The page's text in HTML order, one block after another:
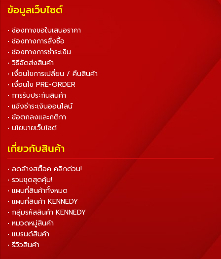
ข้อมูลเว็บไซต์
• ช่องทางขอใบเสนอราคา
• ช่องทางการสั่งซื้อ
• ช่องทางการชำระเงิน
• วิธีจัดส่งสินค้า
• เงื่อนไขการเปลี่ยน / คืนสินค้า
• เงื่อนไข PRE-ORDER
• การรับประกันสินค้า
• แจ้งชำระเงินออนไลน์
• ข้อตกลงและกติกา
• นโยบายเว็บไซต์
เกี่ยวกับสินค้า
• ลดล้างสต็อค คลิกด่วน!
• รวมชุดสุดคุ้ม!
• แผนที่สินค้าทั้งหมด
• แผนที่สินค้า KENNEDY
• กลุ่มรหัสสินค้า KENNEDY
• หมวดหมู่สินค้า
• แบรนด์สินค้า
• รีวิวสินค้า